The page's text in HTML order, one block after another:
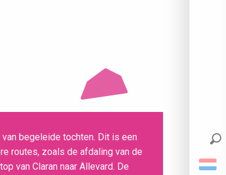
begeleide tochten. Dit is een
routes, zoals de afdaling van de
van Claran naar Allevard. De